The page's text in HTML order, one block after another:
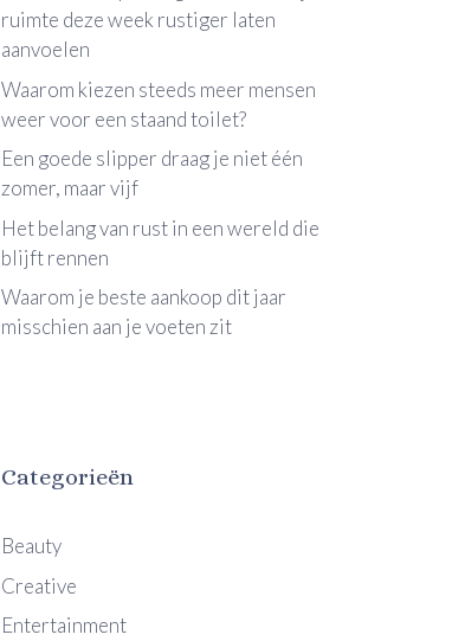
ruimte deze week rustiger laten
aanvoelen
Waarom kiezen steeds meer mensen
weer voor een staand toilet?
Een goede slipper draag je niet één
zomer, maar vijf
Het belang van rust in een wereld die
blijft rennen
Waarom je beste aankoop dit jaar
misschien aan je voeten zit
Categorieën
Beauty
Creative
Entertainment